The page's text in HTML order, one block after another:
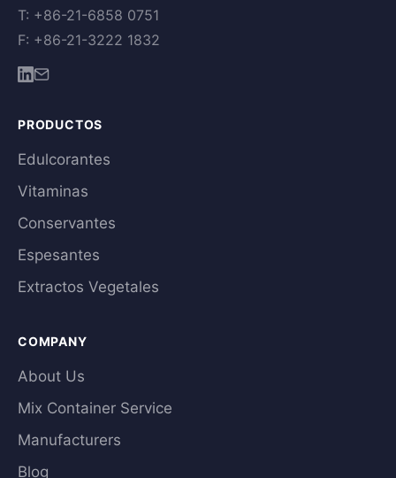
T: +86-21-6858 0751
F: +86-21-3222 1832
PRODUCTOS
Edulcorantes
Vitaminas
Conservantes
Espesantes
Extractos Vegetales
COMPANY
About Us
Mix Container Service
Manufacturers
Blog